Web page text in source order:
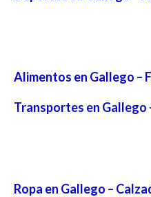
Alimentos en Gallego –
Transportes en Gallego
Ropa en Gallego –